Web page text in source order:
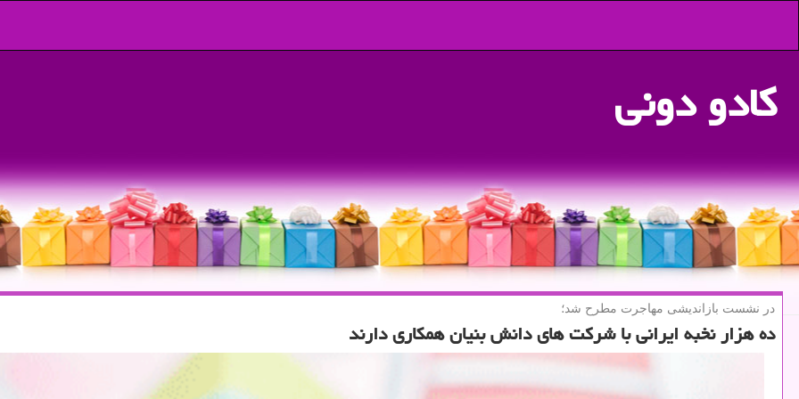
كادو دونی
در نشست بازاندیشی مهاجرت مطرح شد؛
ده هزار نخبه ایرانی با شرکت های دانش بنیان همکاری دارند